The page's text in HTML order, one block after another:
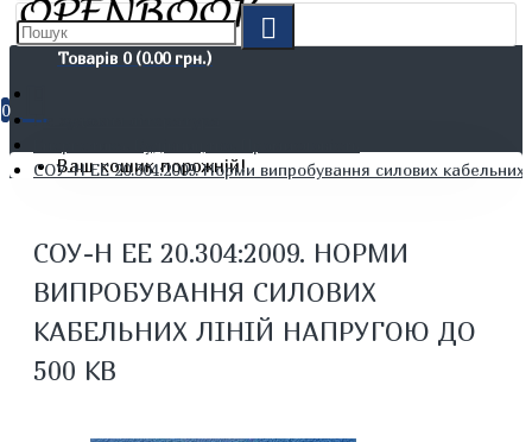
Товарів 0 (0.00 грн.)
0
Ваш кошик порожній!
Не художня література
СОУ-Н ЕЕ 20.304:2009. Норми випробування силових кабельних
СОУ-Н ЕЕ 20.304:2009. НОРМИ
ВИПРОБУВАННЯ СИЛОВИХ
КАБЕЛЬНИХ ЛІНІЙ НАПРУГОЮ ДО
500 КВ